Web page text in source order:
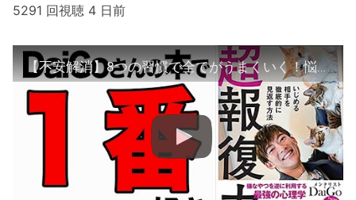
5291 回視聴 4 日前
【不安解消】8つの習慣で全てがうまくいく！悩みがなくなる神習慣！「超報復力 いじめる相手を徹底的に見返す方法」メンタリストDaiGo